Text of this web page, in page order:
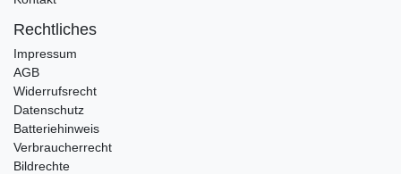
Rechtliches
Impressum
AGB
Widerrufsrecht
Datenschutz
Batteriehinweis
Verbraucherrecht
Bildrechte